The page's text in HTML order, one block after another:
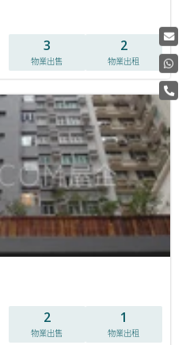
3
物業出售
2
物業出租
2
物業出售
1
物業出租